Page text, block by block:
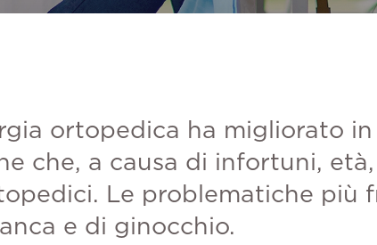
ortopedica ha migliorato
che, a causa di infortuni,
Le problematiche più
e di ginocchio.